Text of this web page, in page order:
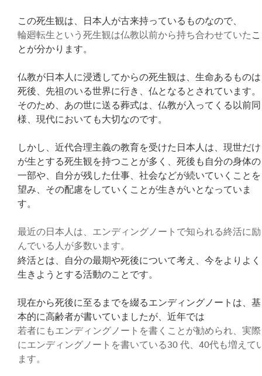
この死生観は、日本人が古来持っているものなので、
輪廻転生という死生観は仏教以前から持ち合わせていたこ
とが分かります。
仏教が日本人に浸透してからの死生観は、生命あるものは
死後、先祖のいる世界に行き、仏となるとされています。
そのため、あの世に送る葬式は、仏教が入ってくる以前同
様、現代においても大切なのです。
しかし、近代合理主義の教育を受けた日本人は、現世だけ
が生とする死生観を持つことが多く、死後も自分の身体の
一部や、自分が残した仕事、社会などが続いていくことを
望み、その配慮をしていくことが生きがいとなっていま
す。
最近の日本人は、エンディングノートで知られる終活に励
んでいる人が多数います。
終活とは、自分の最期や死後について考え、今をよりよく
生きようとする活動のことです。
現在から死後に至るまでを綴るエンディングノートは、基
本的に高齢者が書いていましたが、近年では
若者にもエンディングノートを書くことが勧められ、実際
にエンディングノートを書いている30 代、40代も増えて
ます。